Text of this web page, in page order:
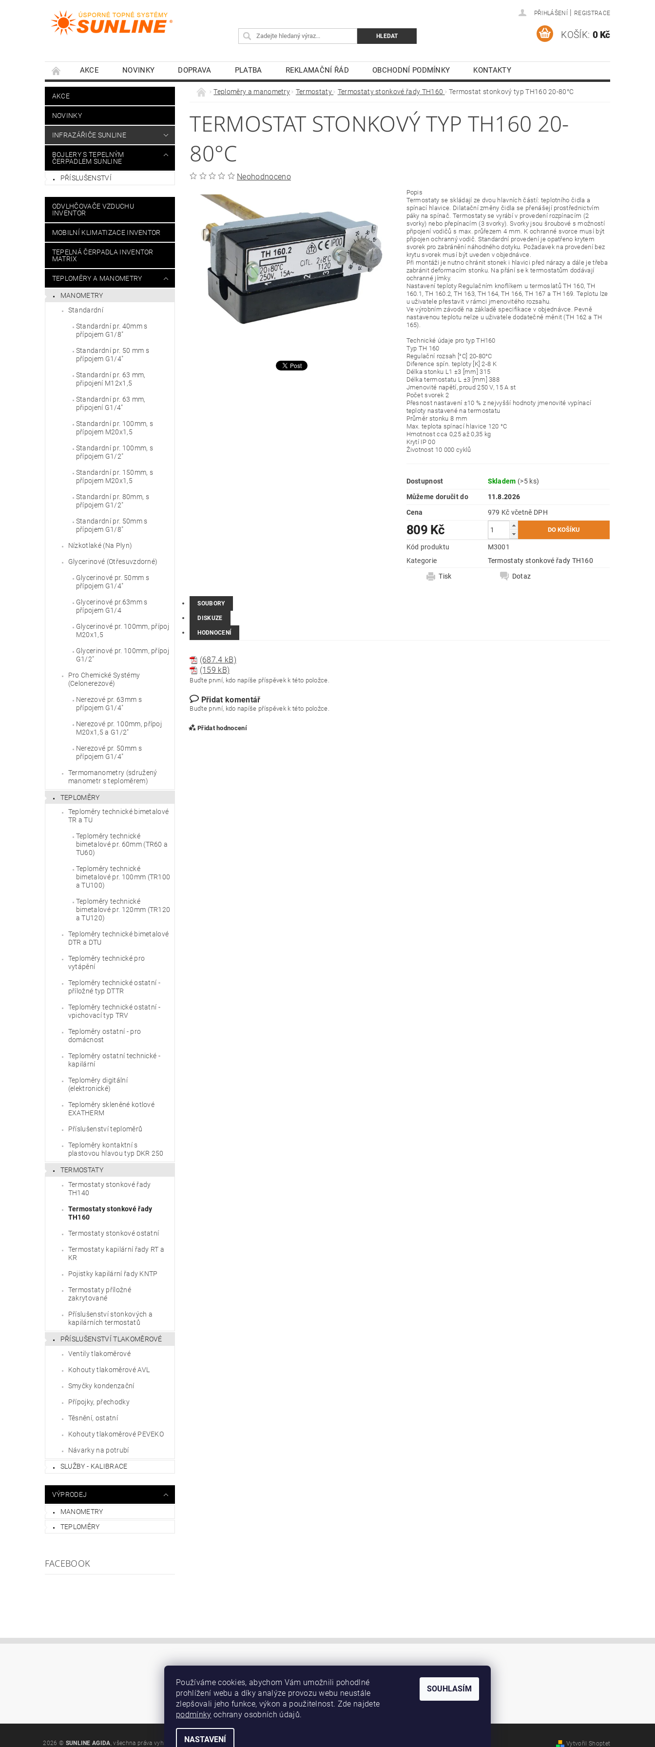
PŘIHLÁŠENÍ | REGISTRACE
KOŠÍK: 0 Kč
AKCE NOVINKY DOPRAVA PLATBA REKLAMAČNÍ ŘÁD OBCHODNÍ PODMÍNKY KONTAKTY
AKCE
NOVINKY
INFRAZÁŘIČE SUNLINE
BOJLERY S TEPELNÝM
ČERPADLEM SUNLINE
PŘÍSLUŠENSTVÍ
ODVLHČOVAČE VZDUCHU
INVENTOR
MOBILNÍ KLIMATIZACE INVENTOR
TEPELNÁ ČERPADLA INVENTOR
MATRIX
TEPLOMĚRY A MANOMETRY
MANOMETRY
Standardní
Standardní pr. 40mm s
přípojem G1/8"
Standardní pr. 50 mm s
přípojem G1/4"
Standardní pr. 63 mm,
připojení M12x1,5
Standardní pr. 63 mm,
připojení G1/4"
Standardní pr. 100mm, s
přípojem M20x1,5
Standardní pr. 100mm, s
přípojem G1/2"
Standardní pr. 150mm, s
přípojem M20x1,5
Standardní pr. 80mm, s
přípojem G1/2"
Standardní pr. 50mm s
přípojem G1/8"
Nízkotlaké (Na Plyn)
Glycerinové (Otřesuvzdorné)
Glycerinové pr. 50mm s
přípojem G1/4"
Glycerinové pr.63mm s
přípojem G1/4
Glycerinové pr. 100mm, přípoj
M20x1,5
Glycerinové pr. 100mm, přípoj
G1/2"
Pro Chemické Systémy
(Celonerezové)
Nerezové pr. 63mm s
přípojem G1/4"
Nerezové pr. 100mm, přípoj
M20x1,5 a G1/2"
Nerezové pr. 50mm s
přípojem G1/4"
Termomanometry (sdružený
manometr s teploměrem)
TEPLOMĚRY
Teploměry technické bimetalové
TR a TU
Teploměry technické
bimetalové pr. 60mm (TR60 a
TU60)
Teploměry technické
bimetalové pr. 100mm (TR100
a TU100)
Teploměry technické
bimetalové pr. 120mm (TR120
a TU120)
Teploměry technické bimetalové
DTR a DTU
Teploměry technické pro
vytápění
Teploměry technické ostatní -
příložné typ DTTR
Teploměry technické ostatní -
vpichovací typ TRV
Teploměry ostatní - pro
domácnost
Teploměry ostatní technické -
kapilární
Teploměry digitální
(elektronické)
Teploměry skleněné kotlové
EXATHERM
Příslušenství teploměrů
Teploměry kontaktní s
plastovou hlavou typ DKR 250
TERMOSTATY
Termostaty stonkové řady
TH140
Termostaty stonkové řady
TH160
Termostaty stonkové ostatní
Termostaty kapilární řady RT a
KR
Pojistky kapilární řady KNTP
Termostaty příložné
zakrytované
Příslušenství stonkových a
kapilárních termostatů
PŘÍSLUŠENSTVÍ TLAKOMĚROVÉ
Ventily tlakoměrové
Kohouty tlakoměrové AVL
Smyčky kondenzační
Přípojky, přechodky
Těsnění, ostatní
Kohouty tlakoměrové PEVEKO
Návarky na potrubí
SLUŽBY - KALIBRACE
VÝPRODEJ
MANOMETRY
TEPLOMĚRY
FACEBOOK
Teploměry a manometry Termostaty Termostaty stonkové řady TH160 Termostat stonkový typ TH160 20-80°C
TERMOSTAT STONKOVÝ TYP TH160 20-
80°C
Neohodnoceno
Popis
Termostaty se skládají ze dvou hlavních částí: teplot­ního čidla a
spínací hlavice. Dilatační změny čidla se přenášejí prostřednictvím
páky na spínač. Termostaty se vyrábí v provedení rozpínacím (2
svorky) nebo přepínacím (3 svorky). Svorky jsou šroubové s mož­ností
připojení vodičů s max. průřezem 4 mm. K ochranné svorce musí být
připojen ochranný vodič. Standardní provedení je opatřeno krytem
svorek pro zabránění náhodného dotyku. Požadavek na provedení bez
krytu svorek musí být uveden v objednáv­ce.
Při montáži je nutno chránit stonek i hlavici před nárazy a dále je třeba
zabránit deformacím stonku. Na přání se k termostatům dodávají
ochranné jímky.
Nastavení teploty Regulačním knoflíkem u termoslatů TH 160, TH
160.1, TH 160.2, TH 163, TH 164, TH 166, TH 167 a TH 169. Teplotu lze
u uživatele přestavit v rámci jmeno­vitého rozsahu.
Ve výrobním závodě na základě specifikace v objednávce. Pevně
nastavenou teplotu nelze u uživatele dodatečně měnit (TH 162 a TH
165).
Technické údaje pro typ TH160
Typ TH 160
Regulační rozsah [°C] 20-80°C
Diference spín. teploty [K] 2-8 K
Délka stonku L1 ±3 [mm] 315
Délka termostatu L ±3 [mm] 388
Jmenovité napětí, proud 250 V, 15 A st
Počet svorek 2
Přesnost nastavení ±10 % z nejvyšší hodnoty jmenovité vypínací
teploty nastavené na termostatu
Průměr stonku 8 mm
Max. teplota spínací hlavice 120 °C
Hmotnost cca 0,25 až 0,35 kg
Krytí IP 00
Životnost 10 000 cyklů
Dostupnost Skladem (>5 ks)
Můžeme doručit do
11.8.2026
Cena
979 Kč včetně DPH
809 Kč
Kód produktu
M3001
Kategorie
Termostaty stonkové řady TH160
Tisk
Dotaz
SOUBORY
DISKUZE
HODNOCENÍ
(687.4 kB)
(159 kB)
Buďte první, kdo napíše příspěvek k této položce.
Přidat komentář
Buďte první, kdo napíše příspěvek k této položce.
Přidat hodnocení
2026 © SUNLINE AGIDA, všechna práva vyhrazena Vytvořil Shoptet
Používáme cookies, abychom Vám umožnili pohodlné
prohlížení webu a díky analýze provozu webu neustále
zlepšovali jeho funkce, výkon a použitelnost. Zde najdete
podmínky ochrany osobních údajů.
NASTAVENÍ
SOUHLASÍM